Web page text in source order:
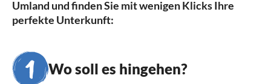
Umland und finden Sie mit wenigen Klicks Ihre
perfekte Unterkunft:
Wo soll es hingehen?